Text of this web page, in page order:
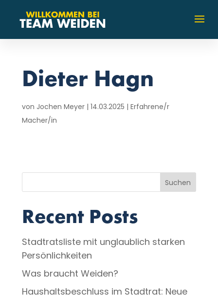
Dieter Hagn
von Jochen Meyer| 14.03.2025 | Erfahrene/r
Macher/in
Suchen
Recent Posts
Stadtratsliste mit unglaublich starken
Persönlichkeiten
Was braucht Weiden?
Haushaltsbeschluss im Stadtrat: Neue